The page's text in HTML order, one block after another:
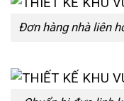
Đơn hàng nhà liên